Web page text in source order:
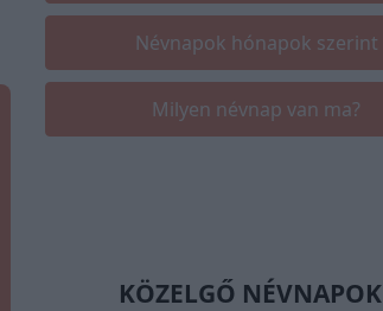
Névnapok hónapok szerint
Milyen névnap van ma?
KÖZELGŐ NÉVNAPOK